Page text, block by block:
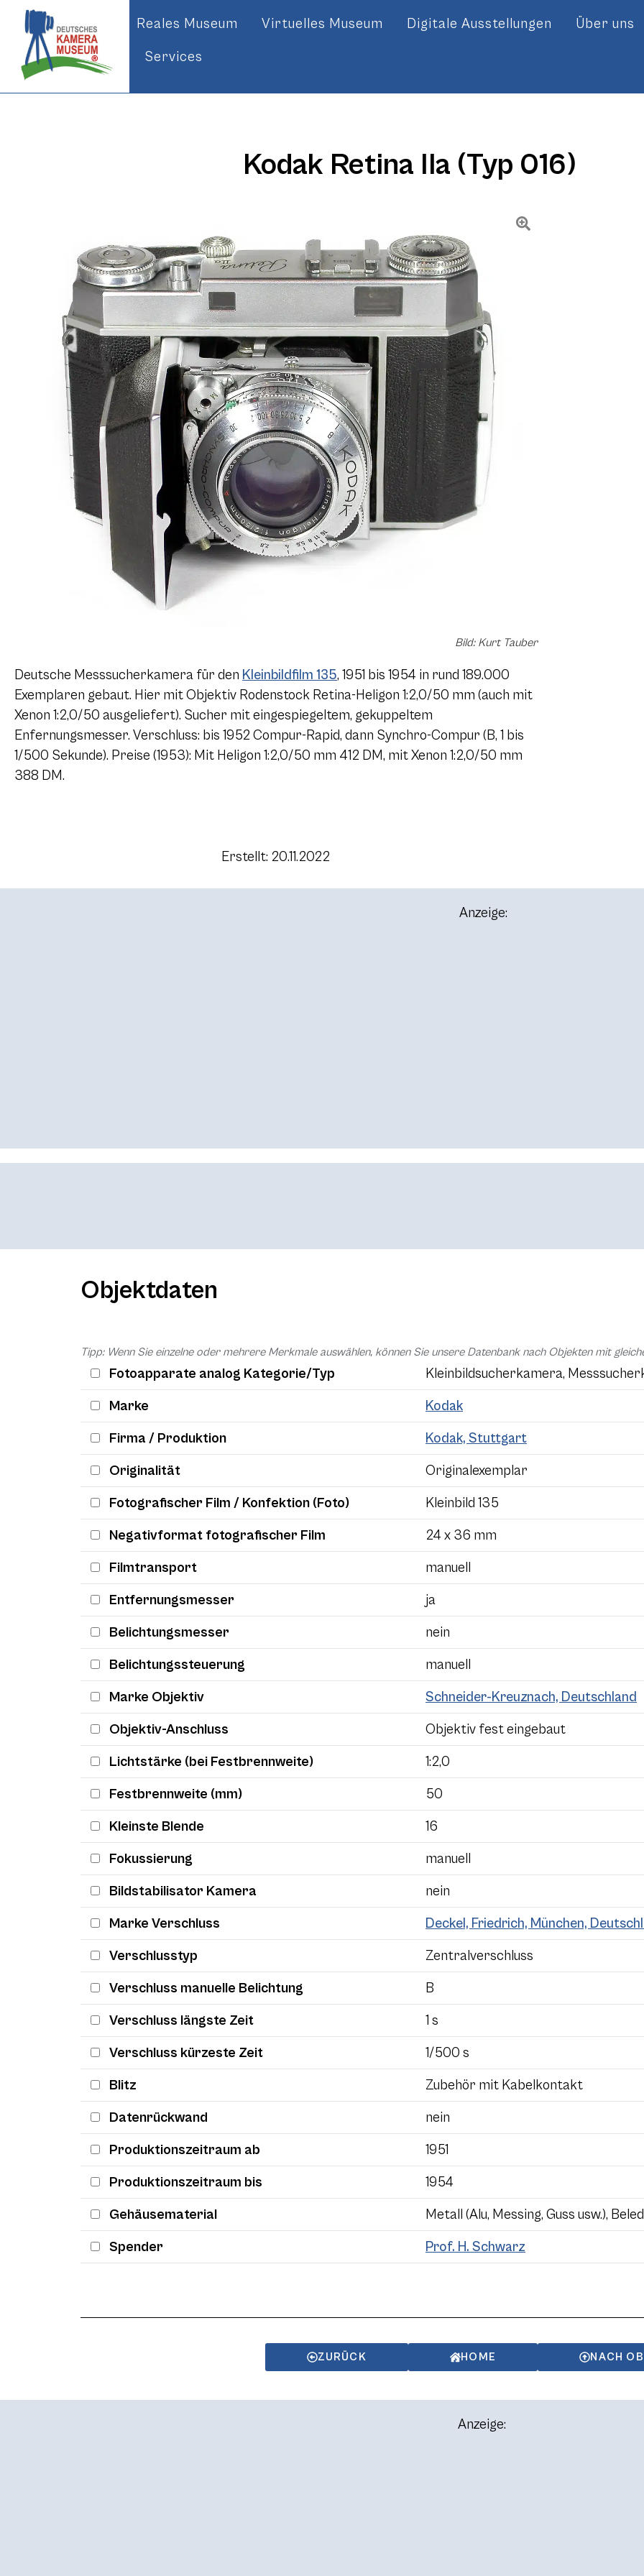
Reales Museum Virtuelles Museum Digitale Ausstellungen Über uns
Services
Kodak Retina IIa (Typ 016)
Bild: Kurt Tauber
Deutsche Messsucherkamera für den Kleinbildfilm 135, 1951 bis 1954 in rund 189.000
Exemplaren gebaut. Hier mit Objektiv Rodenstock Retina-Heligon 1:2,0/50 mm (auch mit
Xenon 1:2,0/50 ausgeliefert). Sucher mit eingespiegeltem, gekuppeltem
Enfernungsmesser. Verschluss: bis 1952 Compur-Rapid, dann Synchro-Compur (B, 1 bis
1/500 Sekunde). Preise (1953): Mit Heligon 1:2,0/50 mm 412 DM, mit Xenon 1:2,0/50 mm
388 DM.
Erstellt: 20.11.2022
Anzeige:
Objektdaten
Tipp: Wenn Sie einzelne oder mehrere Merkmale auswählen, können Sie unsere Datenbank nach Objekten mit
Fotoapparate analog Kategorie/Typ Kleinbildsucherkamera,
Marke Kodak
Firma / Produktion Kodak, Stuttgart
Originalität Originalexemplar
Fotografischer Film / Konfektion (Foto) Kleinbild 135
Negativformat fotografischer Film 24 x 36 mm
Filmtransport manuell
Entfernungsmesser ja
Belichtungsmesser nein
Belichtungssteuerung manuell
Marke Objektiv Schneider-Kreuznach, Deutschland
Objektiv-Anschluss Objektiv fest eingebaut
Lichtstärke (bei Festbrennweite) 1:2,0
Festbrennweite (mm) 50
Kleinste Blende 16
Fokussierung manuell
Bildstabilisator Kamera nein
Marke Verschluss Deckel, Friedrich, München,
Verschlusstyp Zentralverschluss
Verschluss manuelle Belichtung B
Verschluss längste Zeit 1 s
Verschluss kürzeste Zeit 1/500 s
Blitz Zubehör mit Kabelkontakt
Datenrückwand nein
Produktionszeitraum ab 1951
Produktionszeitraum bis 1954
Gehäusematerial Metall (Alu, Messing, Guss usw.),
Spender Prof. H. Schwarz
ZURÜCK HOME NACH
Anzeige: